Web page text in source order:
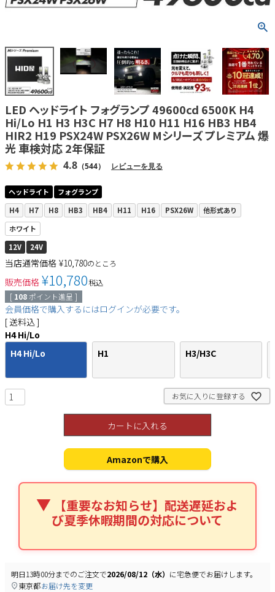
検索
LED ヘッドライト フォグランプ 49600cd 6500K H4
Hi/Lo H1 H3 H3C H7 H8 H10 H11 H16 HB3 HB4
HIR2 H19 PSX24W PSX26W Mシリーズ プレミアム 爆
光 車検対応 2年保証
4.8 （544） レビューを見る
ヘッドライト
フォグランプ
H4
H7 H8 HB3 HB4 H11 H16 PSX26W
他形式あり
ホワイト
12V
24V
当店通常価格 ¥10,780のところ
販売価格 ¥10,780税込
[ 108 ポイント進呈 ]
会員価格で購入するにはログインが必要です。
送料込
H4 Hi/Lo
H4 Hi/Lo
H1 H3/H3C
お気に入りに登録する
カートに入れる
Amazonで購入
【重要なお知らせ】配送遅延およ
び夏季休暇期間の対応について
明日13時00分までのご注文で2026/08/12（水） に宅急便でお届けします。
東京都お届け先を変更